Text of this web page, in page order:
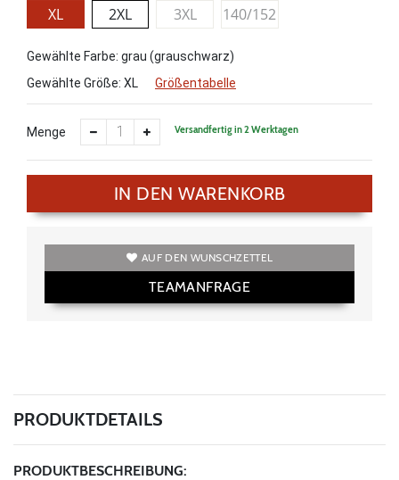
XL
2XL 3XL 140/152
Gewählte Farbe: grau (grauschwarz)
Gewählte Größe: XL Größentabelle
Menge Versandfertig in 2 Werktagen
IN DEN WARENKORB
AUF DEN WUNSCHZETTEL
TEAMANFRAGE
PRODUKTDETAILS
PRODUKTBESCHREIBUNG: